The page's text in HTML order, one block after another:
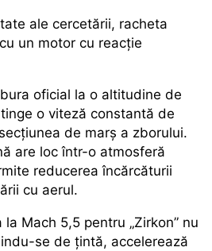
ale cercetării, racheta
un motor cu reacție
oficial la o altitudine de
o viteză constantă de
de marș a zborului.
are loc într-o atmosferă
reducerea încărcăturii
cu aerul.
Mach 5,5 pentru „Zirkon” nu
se de țintă, accelerează